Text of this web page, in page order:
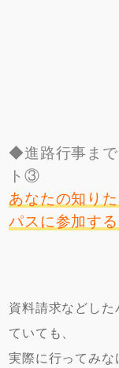
◆進路行事まで
ト③
あなたの知り
パスに参加する
資料請求などし
ていても、
実際に行ってみな